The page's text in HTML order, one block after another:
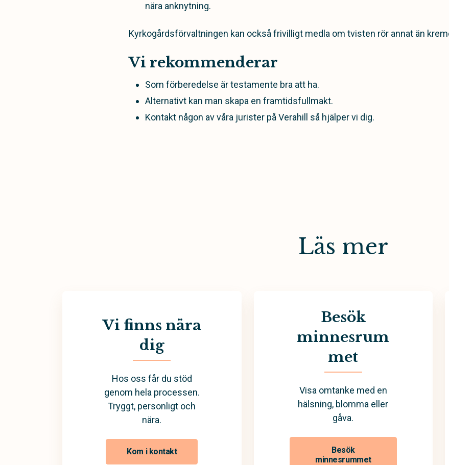
nära anknytning.
Kyrkogårdsförvaltningen kan också frivilligt medla om tvisten rör annat än
Vi rekommenderar
Som förberedelse är testamente bra att ha.
Alternativt kan man skapa en framtidsfullmakt.
Kontakt någon av våra jurister på Verahill så hjälper vi dig.
Läs mer
Vi finns nära
dig
Hos oss får du stöd
genom hela processen.
Tryggt, personligt och
nära.
Kom i kontakt
Besök
minnesrum
met
Visa omtanke med en
hälsning, blomma eller
gåva.
Besök
minnesrummet